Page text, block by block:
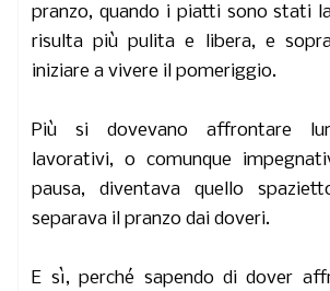
pranzo, quando i piatti sono stati
risulta più pulita e libera, e
iniziare a vivere il pomeriggio.
Più si dovevano affrontare
lavorativi, o comunque
pausa, diventava quello
separava il pranzo dai doveri.
E sì, perché sapendo di dover